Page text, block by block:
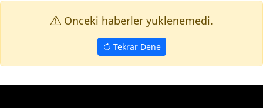
Onceki haberler yuklenemedi.
Tekrar Dene